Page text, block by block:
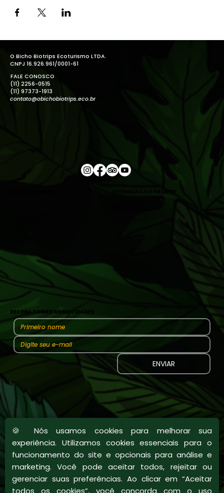
RECEBA TODAS AS NOVIDADES
O Bicho Biotrips Ecoturismo LTDA.
CNPJ 16.926.961/0001-61
FALE CONOSCO
(11) 2256-0515
(11) 97373-1913
contato@obichobiotrips.eco.br
ENVIAR
🍪 Nós usamos cookies para melhorar sua
experiência. Utilizamos cookies essenciais para o
funcionamento do site e opcionais para análise e
marketing. Você pode aceitar todos, rejeitar ou
gerenciar suas preferências. Ao clicar em “Aceitar
todos os cookies”, você concorda com o uso